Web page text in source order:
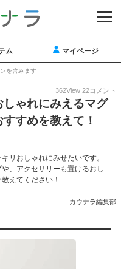
ム マイページ
を含みます
362View 22コメント
しゃれにみえるマグ
すめを教えて！
リおしゃれにみせたいです。
、アクセサリーも置けるおし
えてください！
カウナラ編集部